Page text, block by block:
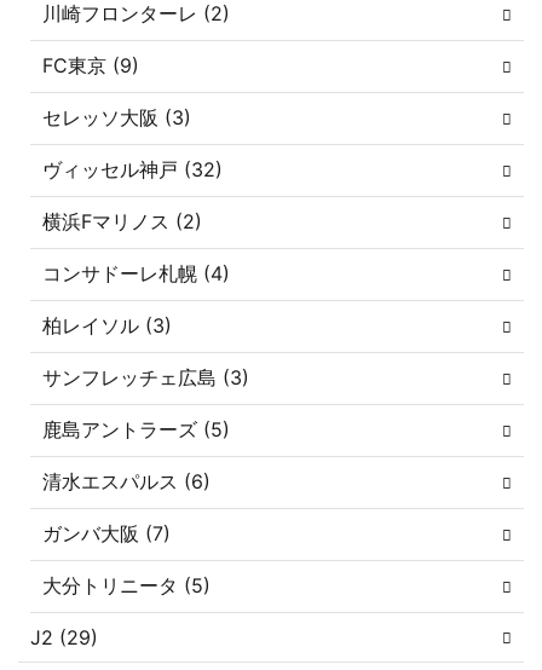
川崎フロンターレ (2)
FC東京 (9)
セレッソ大阪 (3)
ヴィッセル神戸 (32)
横浜Fマリノス (2)
コンサドーレ札幌 (4)
柏レイソル (3)
サンフレッチェ広島 (3)
鹿島アントラーズ (5)
清水エスパルス (6)
ガンバ大阪 (7)
大分トリニータ (5)
J2 (29)